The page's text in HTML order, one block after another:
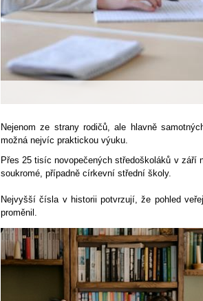
Nejenom ze strany rodičů, ale hlavně
možná nejvíc praktickou výuku.
Přes 25 tisíc novopečených středoškoláků v září
soukromé, případně církevní střední školy.
Nejvyšší čísla v historii potvrzují, že pohled
proměnil.